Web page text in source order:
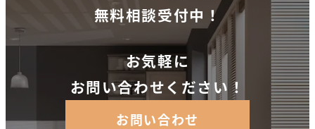
無料相談受付中！
お気軽に
お問い合わせください！
お問い合わせ